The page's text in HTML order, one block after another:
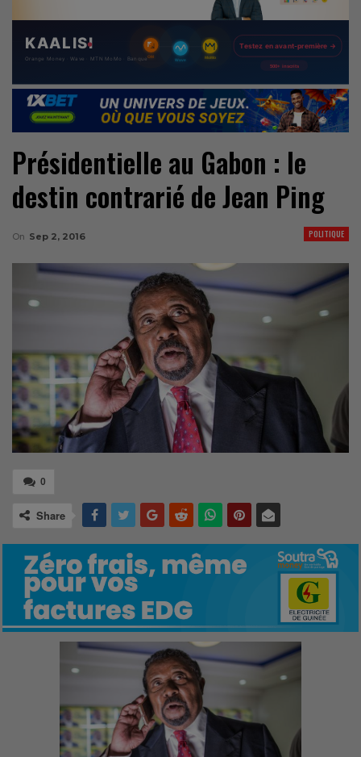
Présidentielle au Gabon : le
destin contrarié de Jean Ping
POLITIQUE
On Sep 2, 2016
0
Share